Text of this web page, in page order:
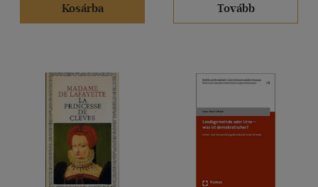
Kosárba
Tovább